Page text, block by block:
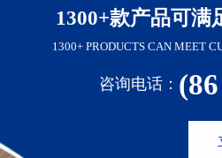
1300+款产品可满
1300+ PRODUCTS CAN MEET
咨询电话：